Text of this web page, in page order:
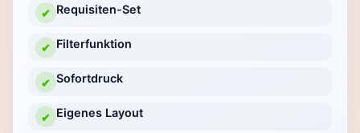
✔ Requisiten-Set
✔ Filterfunktion
✔ Sofortdruck
✔ Eigenes Layout